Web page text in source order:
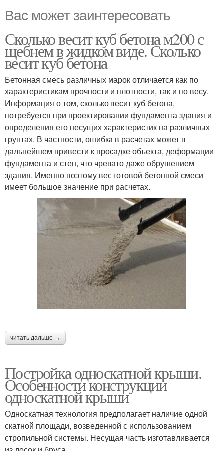
Вас может заинтересовать
Сколько весит куб бетона м200 с
щебнем в жидком виде. Сколько
весит куб бетона
Бетонная смесь различных марок отличается как по
характеристикам прочности и плотности, так и по весу.
Информация о том, сколько весит куб бетона,
потребуется при проектировании фундамента здания и
определения его несущих характеристик на различных
грунтах. В частности, ошибка в расчетах может в
дальнейшем привести к просадке объекта, деформации
фундамента и стен, что чревато даже обрушением
здания. Именно поэтому вес готовой бетонной смеси
имеет большое значение при расчетах.
читать дальше →
Постройка односкатной крыши.
Особенности конструкции
односкатной крыши
Односкатная технология предполагает наличие одной
скатной площади, возведенной с использованием
стропильной системы. Несущая часть изготавливается